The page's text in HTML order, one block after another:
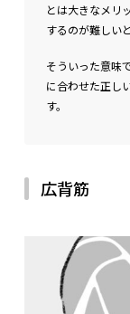
とは大きなメリ
するのが難しい
そういった意味
に合わせた正し
す。
広背筋